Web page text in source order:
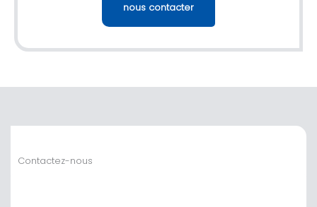
nous contacter
Contactez-nous